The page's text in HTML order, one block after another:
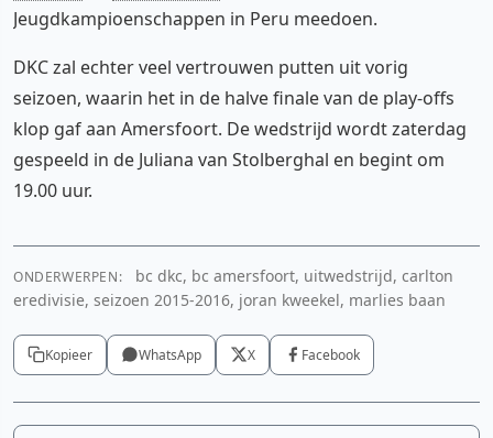
Jeugdkampioenschappen in Peru meedoen.
DKC zal echter veel vertrouwen putten uit vorig
seizoen, waarin het in de halve finale van de play-offs
klop gaf aan Amersfoort. De wedstrijd wordt zaterdag
gespeeld in de Juliana van Stolberghal en begint om
19.00 uur.
ONDERWERPEN:
bc dkc, bc amersfoort, uitwedstrijd, carlton
eredivisie, seizoen 2015-2016, joran kweekel, marlies baan
Kopieer WhatsApp X Facebook